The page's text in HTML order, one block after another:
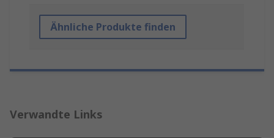
Ähnliche Produkte finden
Verwandte Links